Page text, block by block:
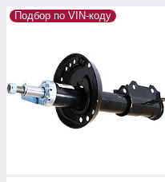
Подбор по VIN-коду